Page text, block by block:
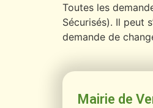
Toutes les
Sécurisés). Il peut
demande de
Mairie de